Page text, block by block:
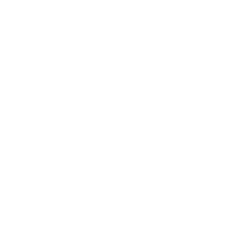
pour celles
Herbert
mutants envahissent